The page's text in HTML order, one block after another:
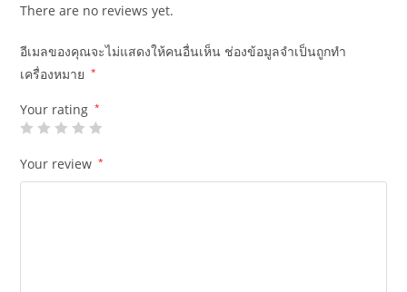
There are no reviews yet.
อีเมลของคุณจะไม่แสดงให้คนอื่นเห็น ช่องข้อมูลจำเป็นถูกทำ
เครื่องหมาย
*
Your rating *
Your review *